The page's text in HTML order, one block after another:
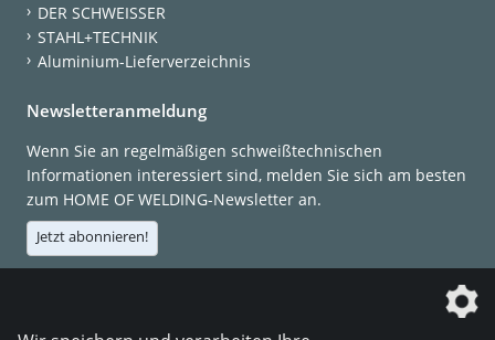
DER SCHWEISSER
STAHL+TECHNIK
Aluminium-Lieferverzeichnis
Newsletteranmeldung
Wenn Sie an regelmäßigen schweißtechnischen
Informationen interessiert sind, melden Sie sich am besten
zum HOME OF WELDING-Newsletter an.
Jetzt abonnieren!
Die DVS Media GmbH ist ein Unternehmen der